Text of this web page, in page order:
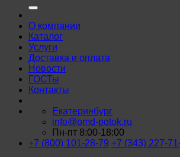
О компании
Каталог
Услуги
Доставка и оплата
Новости
ГОСТы
Контакты
Екатеринбург
info@omd-potok.ru
Пн-пт 8:00-18:00
+7 (800) 101-28-79 +7 (343) 227-